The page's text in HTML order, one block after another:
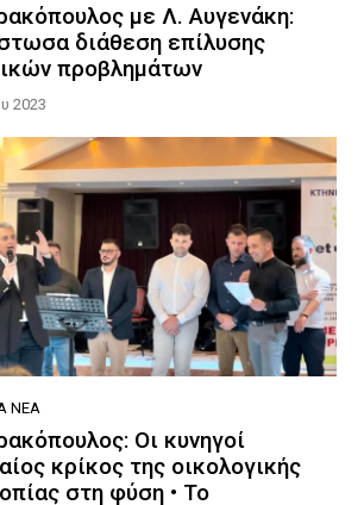
με Λ. Αυγενάκη:
διάθεση επίλυσης
προβλημάτων
2023
ΝΈΑ
Οι κυνηγοί
κρίκος της οικολογικής
στη φύση • Το